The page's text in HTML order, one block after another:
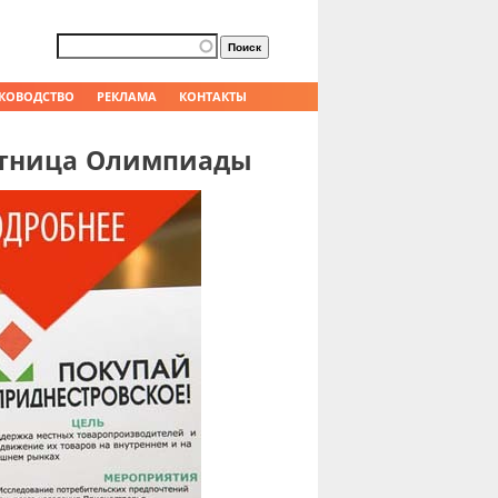
РЕКЛАМА КОНТАКТЫ
Форма поиска
Поиск
Олимпиады